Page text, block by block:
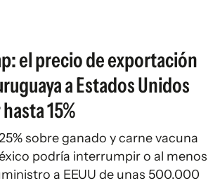
el precio de exportación
a Estados Unidos
15%
sobre ganado y carne vacuna
podría interrumpir o al menos
a EEUU de unas 500.000